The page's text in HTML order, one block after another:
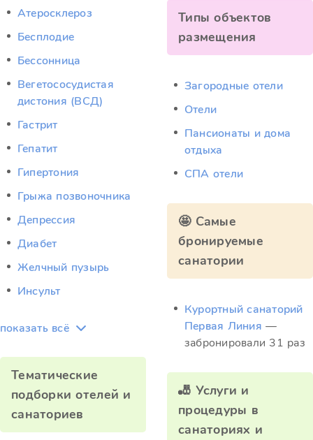
Атеросклероз
Бесплодие
Бессонница
Вегетососудистая
дистония (ВСД)
Гастрит
Гепатит
Гипертония
Грыжа позвоночника
Депрессия
Диабет
Желчный пузырь
Инсульт
показать всё
Тематические
подборки отелей и
санаториев
Типы объектов
размещения
Загородные отели
Отели
Пансионаты и дома
отдыха
СПА отели
🤩 Самые
бронируемые
санатории
Курортный санаторий
Первая Линия —
забронировали 31 раз
🎳 Услуги и
процедуры в
санаториях и